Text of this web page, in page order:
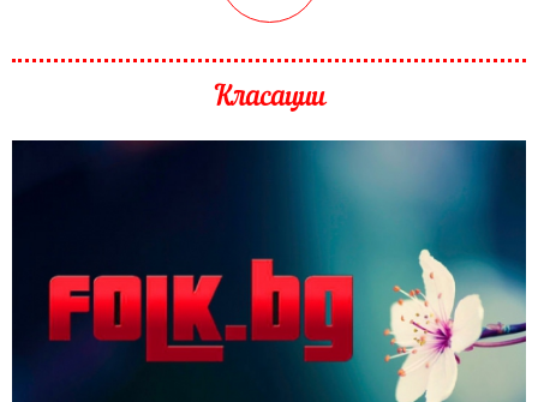
Класации